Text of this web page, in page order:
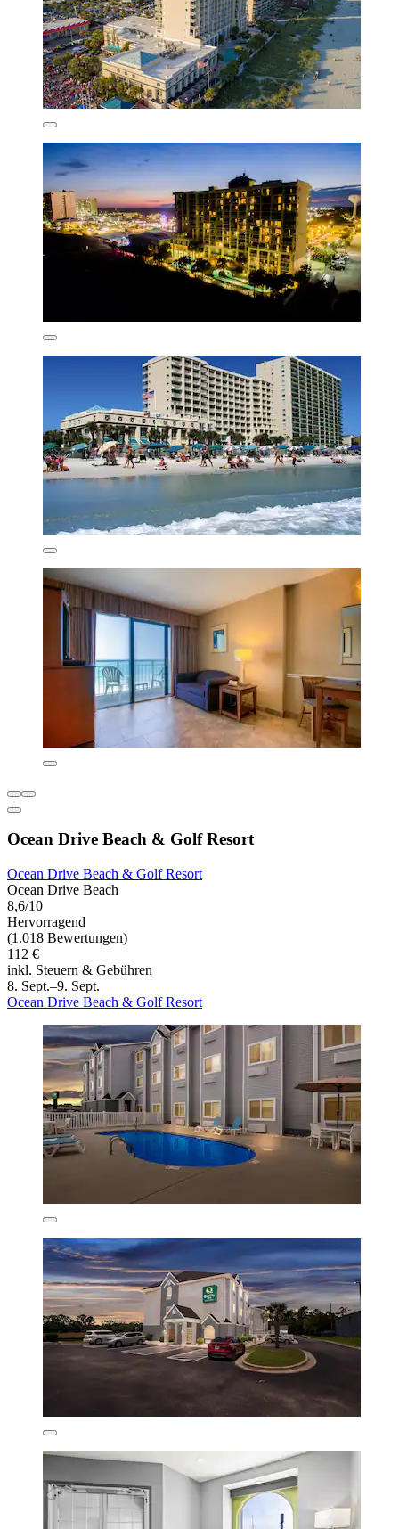
Ocean Drive Beach & Golf Resort
Ocean Drive Beach & Golf Resort
Ocean Drive Beach
8,6/10
Hervorragend
(1.018 Bewertungen)
112 €
inkl. Steuern & Gebühren
8. Sept.–9. Sept.
Ocean Drive Beach & Golf Resort